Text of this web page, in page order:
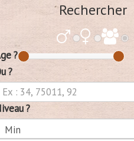
Rechercher
?
?
?